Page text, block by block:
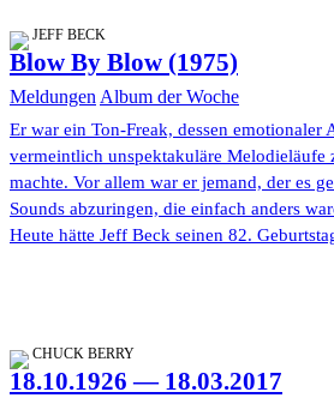
JEFF BECK
Blow By Blow (1975)
Meldungen Album der Woche
Er war ein Ton-Freak, dessen emotionaler
vermeintlich unspektakuläre Melodieläufe
machte. Vor allem war er jemand, der es
Sounds abzuringen, die einfach anders
Heute hätte Jeff Beck seinen 82.
CHUCK BERRY
18.10.1926 — 18.03.2017